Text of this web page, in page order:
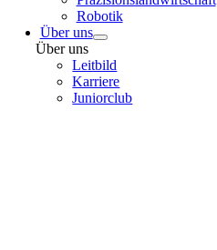
Robotik
Über uns
Über uns
Leitbild
Karriere
Juniorclub